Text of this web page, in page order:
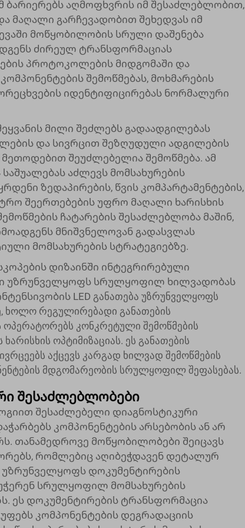
ბარიერებს აღმოფხვრის იმ შესაძლებლობით,
მაღალი გარჩევადობით შეხედვას იმ
მოწყობილობის სრული დაშენება
ძირეულ ტრანსფორმაციას
პროტოკოლების მიდგომაში და
შემოწმებას, მოხმარების
იდენტიფიცირებას ნორმალური
მილი შეძლებს გადაადგილებას
და სივრცით შეზღუდული ადგილების
შეუძლებელია შემოწმება. ამ
აძლევს მომსახურების
ზედაპირების, წვის კომპარტამენტების,
შეერთებების უფრო მაღალი ხარისხის
ჩატარების შესაძლებლობა მაშინ,
მნიშვნელოვან გადასვლას
მომსახურების სტრატეგიებზე.
დიზაინში ინტეგრირებული
უზრუნველყოფს სრულყოფილ ხილვადობას
LED განათება უზრუნველყოფს
ხოლო რეგულირებადი განათების
კონკრეტული შემოწმების
ოპტიმიზაციას. ეს განათების
აქცევს კარგად ხილვად შემოწმების
მდგომარეობის სრულყოფილ შეფასებას.
შესაძლებლობები
შესაძლებელი დიაგნოსტიკური
კომპონენტების არსებობის ან არ
თანამედროვე მოწყობილობები შეიცავს
რომლებიც აღიბეჭდავენ დეტალურ
უზრუნველყოფს დოკუმენტირების
სრულყოფილ მომსახურების
ეს დოკუმენტირების ტრანსფორმაცია
კომპონენტების დეგრადაციის